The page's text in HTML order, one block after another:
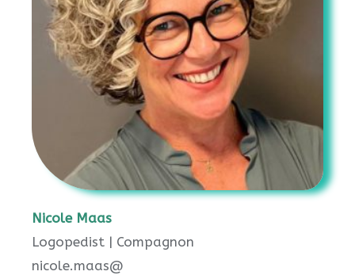
Nicole Maas
Logopedist | Compagnon
nicole.maas@